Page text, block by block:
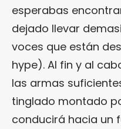
esperabas
dejado llevar
voces que están
hype). Al fin y al
las armas
tinglado montado
conducirá hacia un